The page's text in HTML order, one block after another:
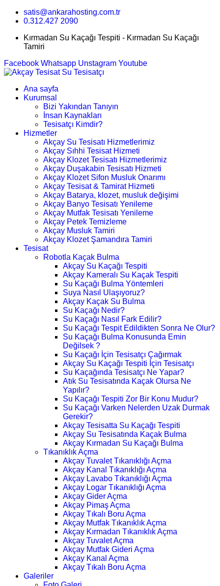
satis@ankarahosting.com.tr
0.312.427 2090
Kırmadan Su Kaçağı Tespiti - Kırmadan Su Kaçağı
Tamiri
Facebook Whatsapp Unstagram Youtube
Ana sayfa
Kurumsal
Bizi Yakından Tanıyın
İnsan Kaynakları
Tesisatçı Kimdir?
Hizmetler
Akçay Su Tesisatı Hizmetlerimiz
Akçay Sıhhi Tesisat Hizmeti
Akçay Klozet Tesisatı Hizmetlerimiz
Akçay Duşakabin Tesisatı Hizmeti
Akçay Klozet Sifon Musluk Onarımı
Akçay Tesisat & Tamirat Hizmeti
Akçay Batarya, klozet, musluk değişimi
Akçay Banyo Tesisatı Yenileme
Akçay Mutfak Tesisatı Yenileme
Akçay Petek Temizleme
Akçay Musluk Tamiri
Akçay Klozet Şamandıra Tamiri
Tesisat
Robotla Kaçak Bulma
Akçay Su Kaçağı Tespiti
Akçay Kameralı Su Kaçak Tespiti
Su Kaçağı Bulma Yöntemleri
Suya Nasıl Ulaşıyoruz?
Akçay Kaçak Su Bulma
Su Kaçağı Nedir?
Su Kaçağı Nasıl Fark Edilir?
Su Kaçağı Tespit Edildikten Sonra Ne Olur?
Su Kaçağı Bulma Konusunda Emin
Değilsek ?
Su Kaçağı İçin Tesisatçı Çağırmak
Akçay Su Kaçağı Tespiti İçin Tesisatçı
Su Kaçağında Tesisatçı Ne Yapar?
Atık Su Tesisatında Kaçak Olursa Ne
Yapılır?
Su Kaçağı Tespiti Zor Bir Konu Mudur?
Su Kaçağı Varken Nelerden Uzak Durmak
Gerekir?
Akçay Tesisatta Su Kaçağı Tespiti
Akçay Su Tesisatında Kaçak Bulma
Akçay Kırmadan Su Kaçağı Bulma
Tıkanıklık Açma
Akçay Tuvalet Tıkanıklığı Açma
Akçay Kanal Tıkanıklığı Açma
Akçay Lavabo Tıkanıklığı Açma
Akçay Logar Tıkanıklığı Açma
Akçay Gider Açma
Akçay Pimaş Açma
Akçay Tıkalı Boru Açma
Akçay Mutfak Tıkanıklık Açma
Akçay Kırmadan Tıkanıklık Açma
Akçay Tuvalet Açma
Akçay Mutfak Gideri Açma
Akçay Kanal Açma
Akçay Tıkalı Boru Açma
Galeriler